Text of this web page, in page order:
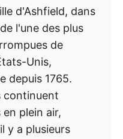
d'Ashfield, dans
l'une des plus
de
Unis,
depuis 1765.
continuent
plein air,
y a plusieurs